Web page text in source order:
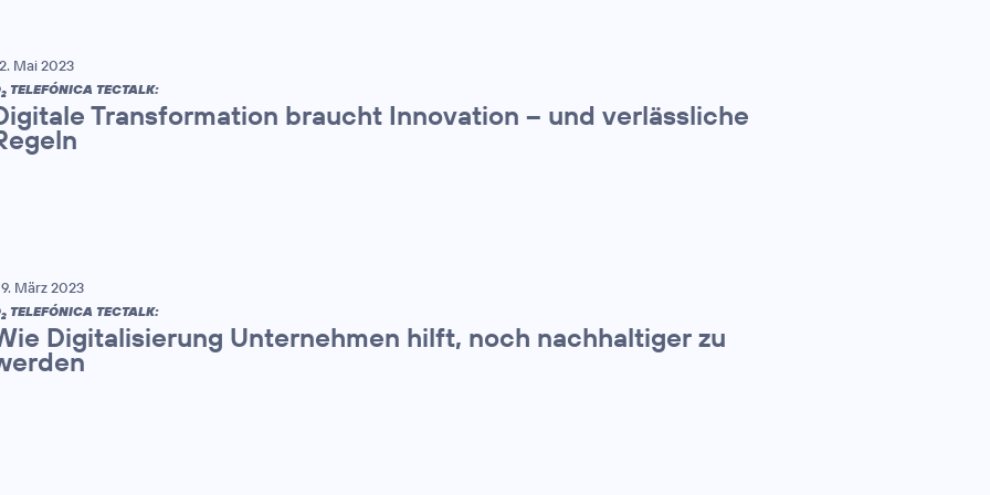
Mai 2023
2 TELEFÓNICA TECTALK:
Transformation braucht Innovation – und verlässliche
März 2023
2 TELEFÓNICA TECTALK:
Digitalisierung Unternehmen hilft, noch nachhaltiger zu